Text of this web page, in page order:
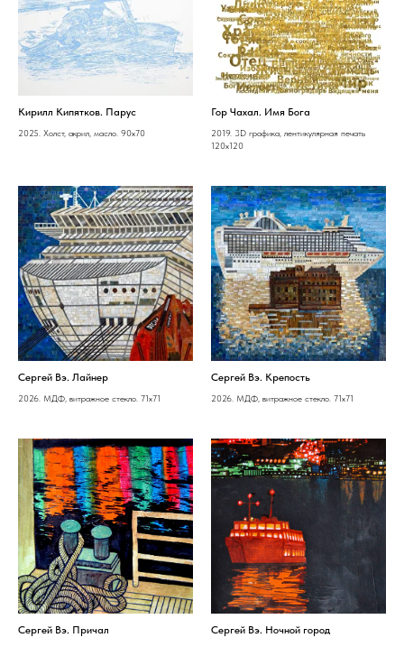
Кирилл Кипятков. Парус
2025. Холст, акрил, масло. 90х70
Гор Чахал. Имя Бога
2019. 3D графика, лентикулярная печать
120х120
Сергей Вэ. Лайнер
2026. МДФ, витражное стекло. 71х71
Сергей Вэ. Крепость
2026. МДФ, витражное стекло. 71х71
Сергей Вэ. Причал Сергей Вэ. Ночной город